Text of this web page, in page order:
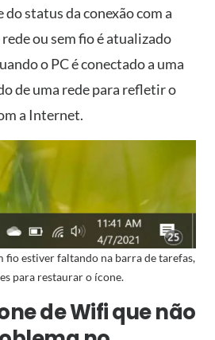
status da conexão com a
ou sem fio é atualizado
o PC é conectado a uma
de uma rede para refletir o
a Internet.
fio estiver faltando na barra de tarefas,
para restaurar o ícone.
de Wifi que não